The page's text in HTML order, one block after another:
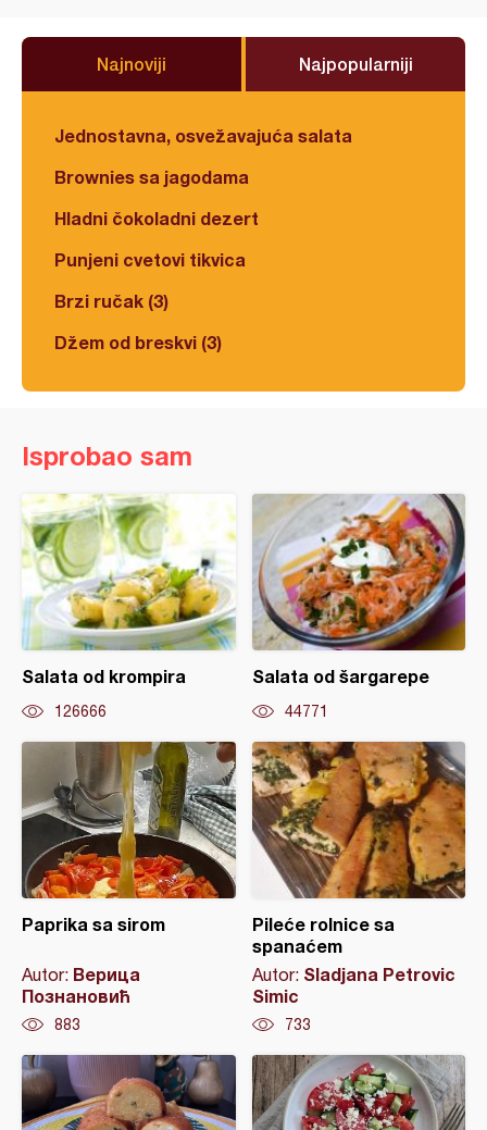
Najnoviji Najpopularniji
Jednostavna, osvežavajuća salata
Brownies sa jagodama
Hladni čokoladni dezert
Punjeni cvetovi tikvica
Brzi ručak (3)
Džem od breskvi (3)
Isprobao sam
Salata od krompira
126666
Salata od šargarepe
44771
Paprika sa sirom
Autor: Верица
Познановић
883
Pileće rolnice sa
spanaćem
Autor: Sladjana Petrovic
Simic
733